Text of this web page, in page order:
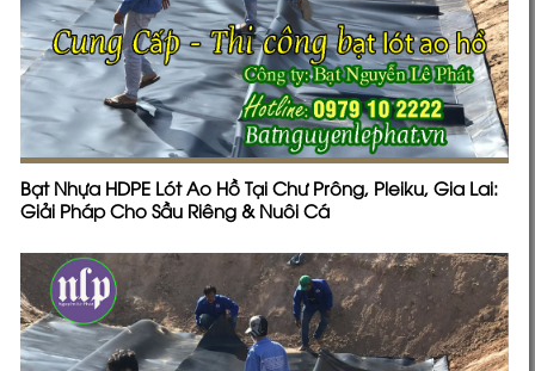
Bạt Nhựa HDPE Lót Ao Hồ Tại Chư Prông, Pleiku, Gia Lai:
Giải Pháp Cho Sầu Riêng & Nuôi Cá